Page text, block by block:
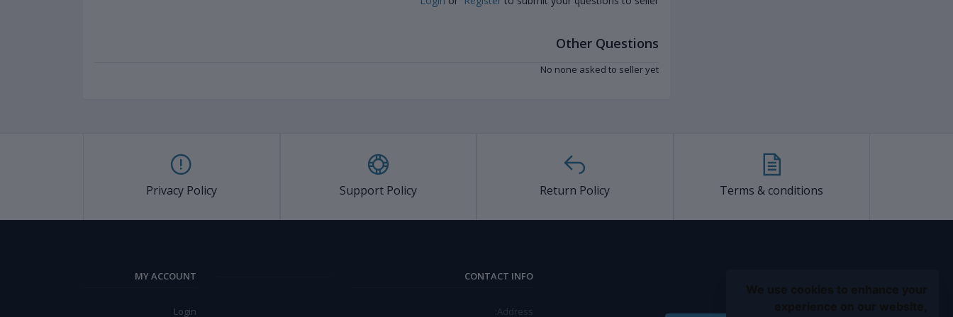
Other Questions
No none asked to seller yet
Terms & conditions
Return Policy
Support Policy
Privacy Policy
CONTACT INFO
Address:
MY ACCOUNT
Login